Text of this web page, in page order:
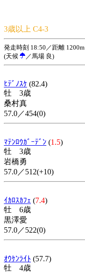
3歳以上 C4-3
発走時刻 18:50／距離 1200m
(天候
／馬場 良)
ﾋﾃﾞﾉｽｹ (82.4)
牡 3歳
桑村真
57.0／454(0)
ﾏﾃﾝﾛｳｶﾞｰﾃﾞﾝ (1.5)
牡 3歳
岩橋勇
57.0／512(+10)
ｲｶﾛｽｶﾌｪ (7.4)
牡 6歳
黒澤愛
57.0／522(0)
ｵｳｹﾝﾗｲﾄ (57.7)
牡 4歳